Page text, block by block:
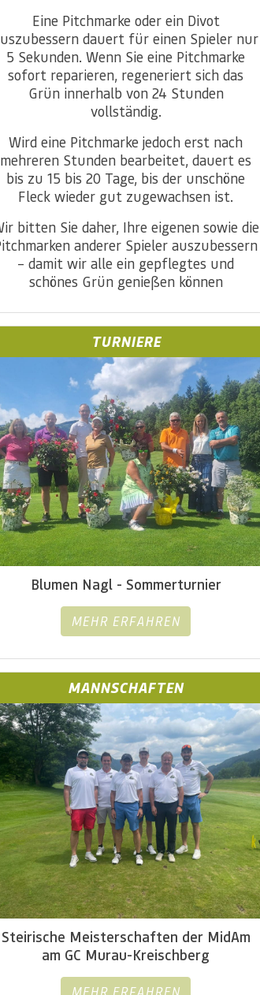
Eine Pitchmarke oder ein Divot
dauert für einen Spieler nur
5 Sekunden. Wenn Sie eine Pitchmarke
sofort reparieren, regeneriert sich das
Grün innerhalb von 24 Stunden
vollständig.
Wird eine Pitchmarke jedoch erst nach
mehreren Stunden bearbeitet, dauert es
bis zu 15 bis 20 Tage, bis der unschöne
Fleck wieder gut zugewachsen ist.
bitten Sie daher, Ihre eigenen sowie die
anderer Spieler auszubessern
– damit wir alle ein gepflegtes und
schönes Grün genießen können
TURNIERE
Blumen Nagl - Sommerturnier
MEHR ERFAHREN
MANNSCHAFTEN
Steirische Meisterschaften der MidAm
am GC Murau-Kreischberg
MEHR ERFAHREN